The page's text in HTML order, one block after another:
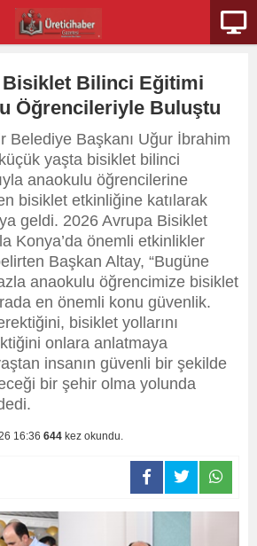
Bisiklet Bilinci Eğitimi
Öğrencileriyle Buluştu
Belediye Başkanı Uğur İbrahim
yaşta bisiklet bilinci
anaokulu öğrencilerine
bisiklet etkinliğine katılarak
geldi. 2026 Avrupa Bisiklet
Konya’da önemli etkinlikler
Başkan Altay, “Bugüne
anaokulu öğrencimize bisiklet
en önemli konu güvenlik.
bisiklet yollarını
onlara anlatmaya
insanın güvenli bir şekilde
bir şehir olma yolunda
16:36 644 kez okundu.